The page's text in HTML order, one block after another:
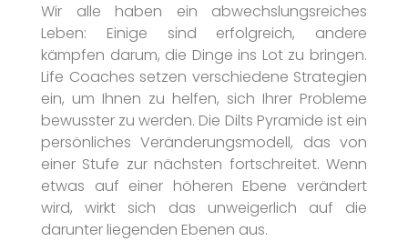
Wir alle haben ein abwechslungsreiches
Leben: Einige sind erfolgreich, andere
kämpfen darum, die Dinge ins Lot zu bringen.
Life Coaches setzen verschiedene Strategien
ein, um Ihnen zu helfen, sich Ihrer Probleme
bewusster zu werden. Die Dilts Pyramide ist ein
persönliches Veränderungsmodell, das von
einer Stufe zur nächsten fortschreitet. Wenn
etwas auf einer höheren Ebene verändert
wird, wirkt sich das unweigerlich auf die
darunter liegenden Ebenen aus.